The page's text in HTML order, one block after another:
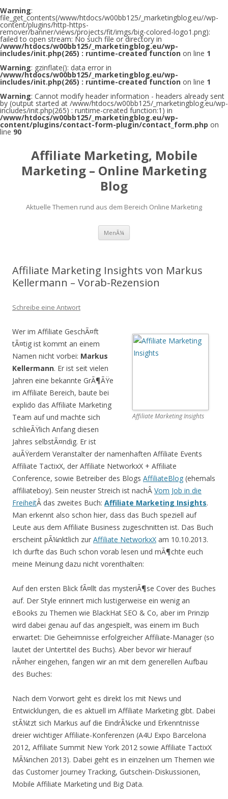
Warning:
file_get_contents(/www/htdocs/w00bb125/_marketingblog.eu//wp-
content/plugins/http-https-
remover/banner/views/projects/fit/imgs/big-colored-logo1.png):
failed to open stream: No such file or directory in
/www/htdocs/w00bb125/_marketingblog.eu/wp-
includes/init.php(265) : runtime-created function on line 1
Warning: gzinflate(): data error in
/www/htdocs/w00bb125/_marketingblog.eu/wp-
includes/init.php(265) : runtime-created function on line 1
Warning: Cannot modify header information - headers already sent
by (output started at /www/htdocs/w00bb125/_marketingblog.eu/wp-
includes/init.php(265) : runtime-created function:1) in
/www/htdocs/w00bb125/_marketingblog.eu/wp-
content/plugins/contact-form-plugin/contact_form.php on
line 90
Affiliate Marketing, Mobile
Marketing – Online Marketing
Blog
Aktuelle Themen rund aus dem Bereich Online Marketing
MenÃ¼
Affiliate Marketing Insights von Markus
Kellermann – Vorab-Rezension
Schreibe eine Antwort
Affiliate Marketing Insights
Wer im Affiliate GeschÃ¤ft
tÃ¤tig ist kommt an einem
Namen nicht vorbei: Markus
Kellermann. Er ist seit vielen
Jahren eine bekannte GrÃ¶ÃŸe
im Affiliate Bereich, baute bei
explido das Affiliate Marketing
Team auf und machte sich
schlieÃŸlich Anfang diesen
Jahres selbstÃ¤ndig. Er ist
auÃŸerdem Veranstalter der namenhaften Affiliate Events
Affiliate TactixX, der Affiliate NetworkxX + Affiliate
Conference, sowie Betreiber des Blogs AffiliateBlog (ehemals
affiliateboy). Sein neuster Streich ist nachÂ Vom Job in die
FreiheitÂ das zweites Buch: Affiliate Marketing Insights.
Man erkennt also schon hier, dass das Buch speziell auf
Leute aus dem Affiliate Business zugeschnitten ist. Das Buch
erscheint pÃ¼nktlich zur Affiliate NetworkxX am 10.10.2013.
Ich durfte das Buch schon vorab lesen und mÃ¶chte euch
meine Meinung dazu nicht vorenthalten:
Auf den ersten Blick fÃ¤llt das mysteriÃ¶se Cover des Buches
auf. Der Style erinnert mich lustigerweise ein wenig an
eBooks zu Themen wie BlackHat SEO & Co, aber im Prinzip
wird dabei genau auf das angespielt, was einem im Buch
erwartet: Die Geheimnisse erfolgreicher Affiliate-Manager (so
lautet der Untertitel des Buchs). Aber bevor wir hierauf
nÃ¤her eingehen, fangen wir an mit dem generellen Aufbau
des Buches:
Nach dem Vorwort geht es direkt los mit News und
Entwicklungen, die es aktuell im Affiliate Marketing gibt. Dabei
stÃ¼tzt sich Markus auf die EindrÃ¼cke und Erkenntnisse
dreier wichtiger Affiliate-Konferenzen (A4U Expo Barcelona
2012, Affiliate Summit New York 2012 sowie Affiliate TactixX
MÃ¼nchen 2013). Dabei geht es in einzelnen um Themen wie
das Customer Journey Tracking, Gutschein-Diskussionen,
Mobile Affiliate Marketing und Big Data.